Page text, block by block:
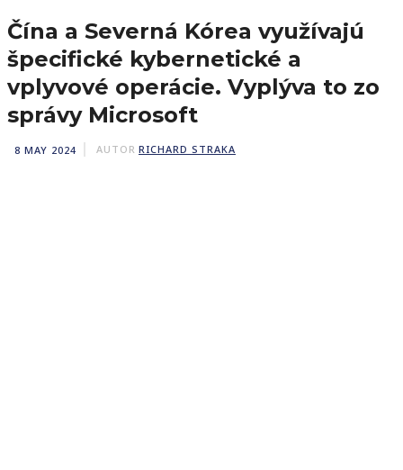
Čína a Severná Kórea využívajú
špecifické kybernetické a
vplyvové operácie. Vyplýva to zo
správy Microsoft
8 MAY 2024 AUTOR RICHARD STRAKA